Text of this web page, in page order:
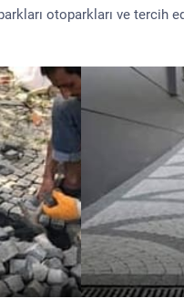
otoparkları ve tercih